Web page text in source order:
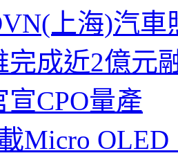
上海)汽
完成近2億元
CPO量產
Micro